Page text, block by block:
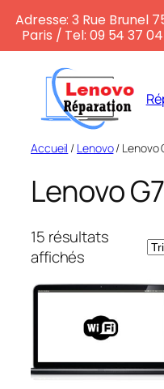
contenu
Accueil / Lenovo/ Lenovo
Lenovo
15 résultats
affichés
plus
récent
au
plus
ancien
Adresse: 3 Rue Brunel
Paris / Tel: 09 54 37